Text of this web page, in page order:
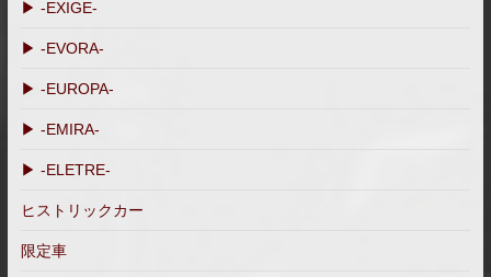
▶ -EXIGE-
▶ -EVORA-
▶ -EUROPA-
▶ -EMIRA-
▶ -ELETRE-
ヒストリックカー
限定車